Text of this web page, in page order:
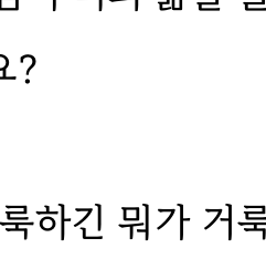
?
하긴 뭐가 거